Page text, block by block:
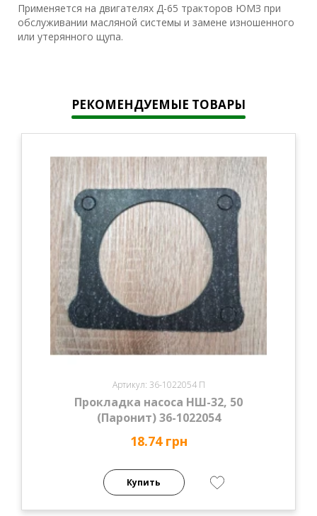
Применяется на двигателях Д-65 тракторов ЮМЗ при
обслуживании масляной системы и замене изношенного
или утерянного щупа.
РЕКОМЕНДУЕМЫЕ ТОВАРЫ
Артикул: 36-1022054 П
Прокладка насоса НШ-32, 50
(Паронит) 36-1022054
18.74 грн
Купить